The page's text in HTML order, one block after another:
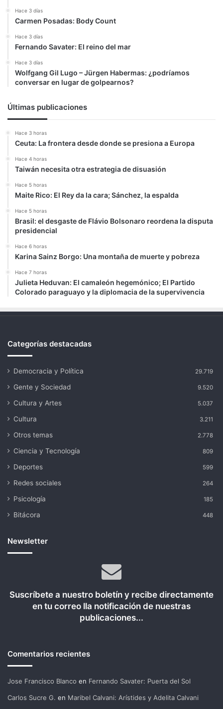
Hace 3 días
Carmen Posadas: Body Count
Hace 3 días
Fernando Savater: El reino del mar
Hace 3 días
Wolfgang Gil Lugo – Jürgen Habermas: ¿podríamos
conversar en lugar de golpearnos?
Últimas publicaciones
Hace 3 horas
Ceuta: La frontera desde donde se presiona a Europa
Hace 4 horas
Taiwán necesita otra estrategia de disuasión
Hace 5 horas
Maite Rico: El Rey da la cara; Sánchez, la espalda
Hace 5 horas
Brasil: el desgaste de Flávio Bolsonaro reordena la disputa
presidencial
Hace 6 horas
Karina Sainz Borgo: Una montaña de muerte y pobreza
Hace 7 horas
Julieta Heduvan: El camaleón hegemónico; El Partido
Colorado paraguayo y la diplomacia de la supervivencia
Categorías destacadas
Democracia y Política 29.719
Gente y Sociedad 9.520
Cultura y Artes 5.037
Cultura 3.211
Otros temas 2.778
Ciencia y Tecnología 809
Deportes 599
Redes sociales 264
Psicología 185
Bitácora 448
Newsletter
Suscríbete a nuestro boletín y recibe directamente
en tu correo lla notificación de nuestras
publicaciones...
Comentarios recientes
Jose Francisco Blanco en Fernando Savater: Puerta del Sol
Carlos Sucre G. en Maribel Calvani: Arístides y Adelita Calvani